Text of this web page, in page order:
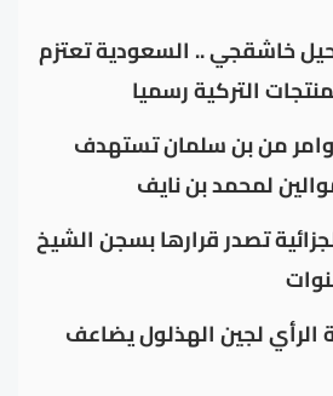
خاشقجي .. السعودية تعتزم
التركية رسميا
من بن سلمان تستهدف
لمحمد بن نايف
تصدر قرارها بسجن الشيخ
الرأي لجين الهذلول يضاعف